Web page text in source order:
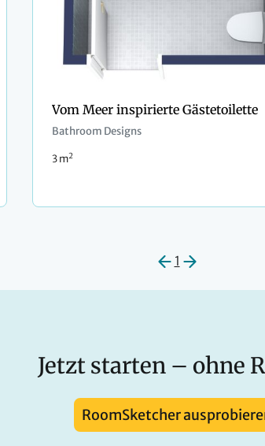
Vom Meer inspirierte Gästetoilette
Bathroom Designs
3 m2
1
Jetzt starten – ohne
RoomSketcher